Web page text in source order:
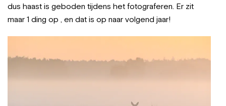
dus haast is geboden tijdens het fotograferen. Er zit
maar 1 ding op , en dat is op naar volgend jaar!